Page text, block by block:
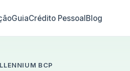
GuiaCrédito PessoalBlog
BCP